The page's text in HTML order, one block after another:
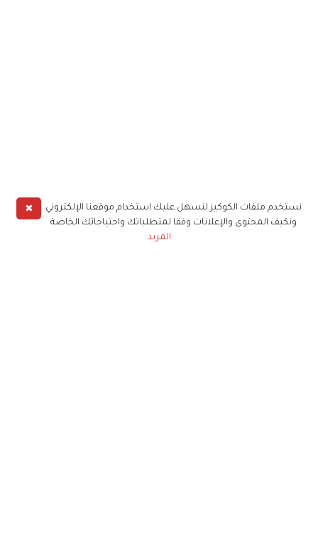
✖
نستخدم ملفات الكوكيز لنسهل عليك استخدام موقعنا الإلكتروني
ونكيف المحتوى والإعلانات وفقا لمتطلباتك واحتياجاتك الخاصة
المزيد